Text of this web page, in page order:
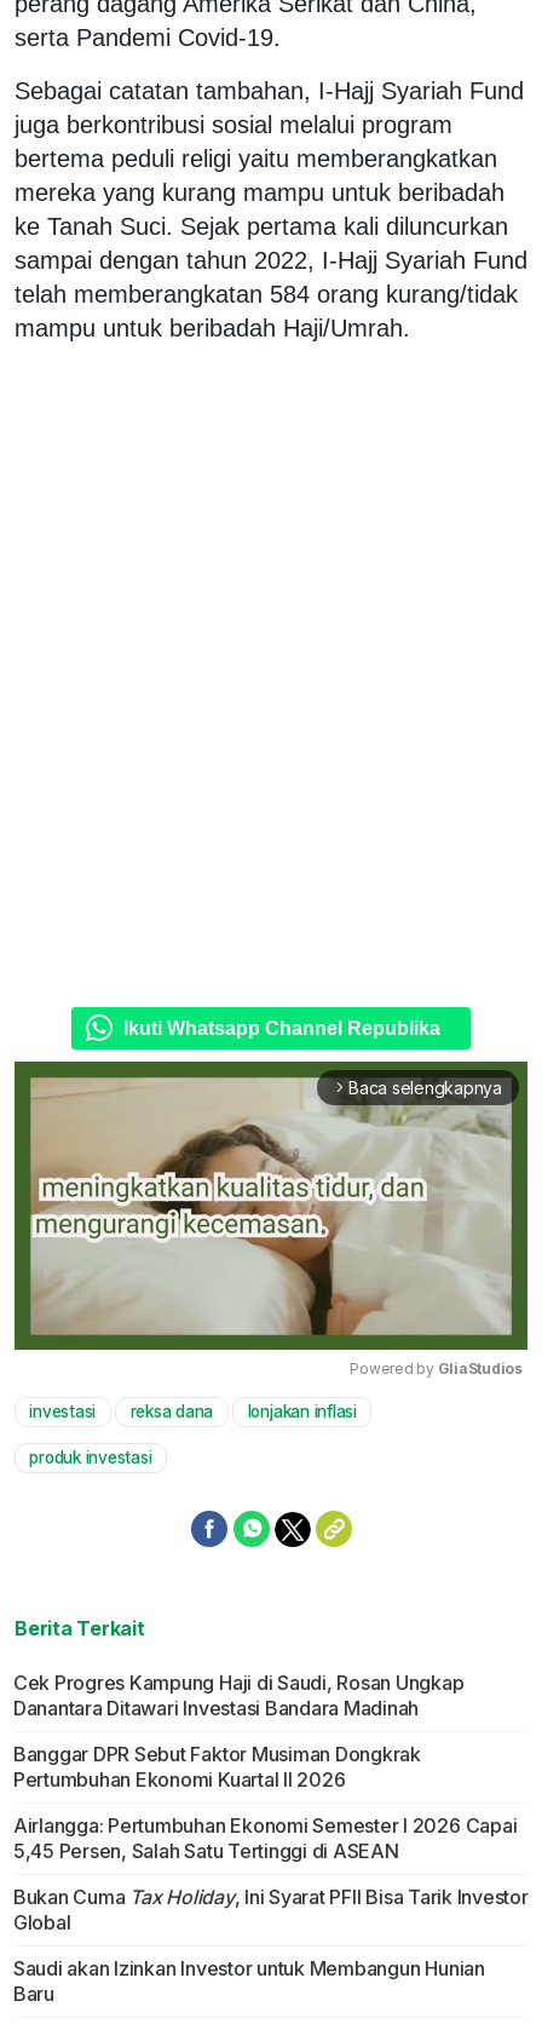
serta Pandemi Covid-19.
Sebagai catatan tambahan, I-Hajj Syariah Fund
juga berkontribusi sosial melalui program
bertema peduli religi yaitu memberangkatkan
mereka yang kurang mampu untuk beribadah
ke Tanah Suci. Sejak pertama kali diluncurkan
sampai dengan tahun 2022, I-Hajj Syariah Fund
telah memberangkatan 584 orang kurang/tidak
mampu untuk beribadah Haji/Umrah.
Ikuti Whatsapp Channel Republika
arrow_forward_ios Baca selengkapnya
Powered by GliaStudios
investasi reksa dana lonjakan inflasi
produk investasi
Berita Terkait
Cek Progres Kampung Haji di Saudi, Rosan Ungkap
Danantara Ditawari Investasi Bandara Madinah
Banggar DPR Sebut Faktor Musiman Dongkrak
Pertumbuhan Ekonomi Kuartal II 2026
Airlangga: Pertumbuhan Ekonomi Semester I 2026 Capai
5,45 Persen, Salah Satu Tertinggi di ASEAN
Bukan Cuma Tax Holiday, Ini Syarat PFII Bisa Tarik Investor
Global
Saudi akan Izinkan Investor untuk Membangun Hunian
Baru